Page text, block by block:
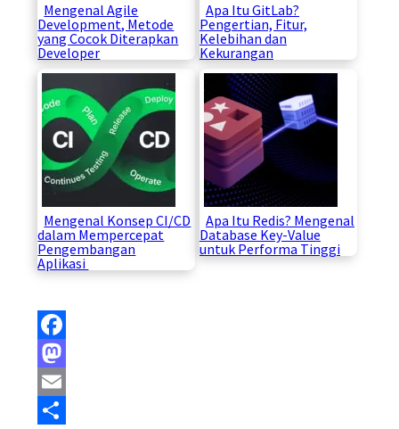
Mengenal Agile
Development, Metode
yang Cocok Diterapkan
Developer
Apa Itu GitLab?
Pengertian, Fitur,
Kelebihan dan
Kekurangan
Mengenal Konsep CI/CD
dalam Mempercepat
Pengembangan
Aplikasi
Apa Itu Redis? Mengenal
Database Key-Value
untuk Performa Tinggi
Facebook
Mastodon
Email